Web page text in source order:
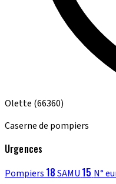
Olette (66360)
Caserne de pompiers
Urgences
Pompiers 18SAMU 15 N°